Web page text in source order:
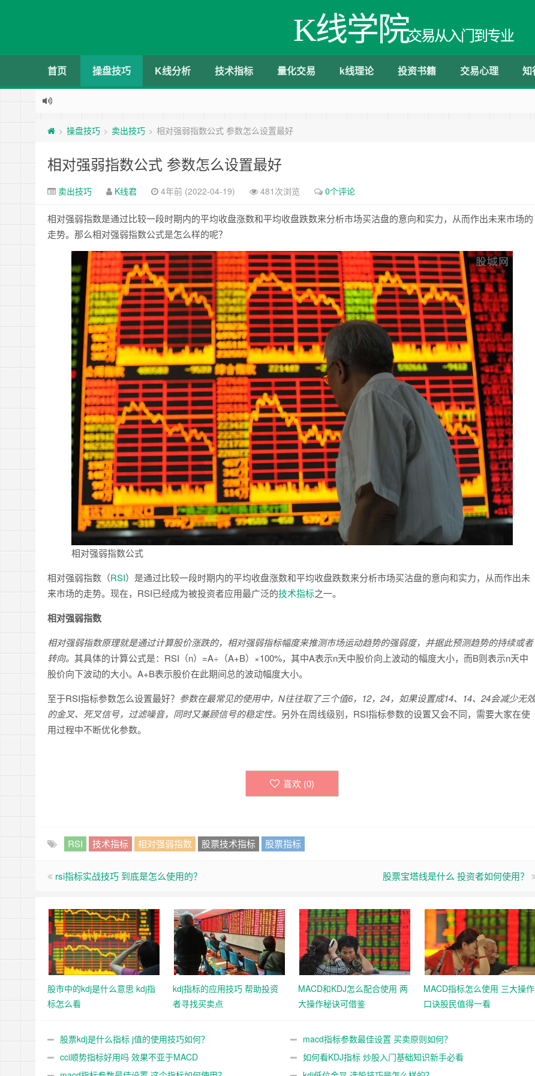
K线学院交易从入门到专业
首页 操盘技巧 K线分析 技术指标 量化交易 k线理论 投资书籍 交易心理 知
> 操盘技巧 > 卖出技巧 > 相对强弱指数公式 参数怎么设置最好
相对强弱指数公式 参数怎么设置最好
卖出技巧 K线君 4年前 (2022-04-19) 481次浏览 0个评论
相对强弱指数是通过比较一段时期内的平均收盘涨数和平均收盘跌数来分析市场买沽盘的意向和实力，从而作出未来市场的
走势。那么相对强弱指数公式是怎么样的呢？
相对强弱指数公式
相对强弱指数（RSI）是通过比较一段时期内的平均收盘涨数和平均收盘跌数来分析市场买沽盘的意向和实力，从而作出未
来市场的走势。现在，RSI已经成为被投资者应用最广泛的技术指标之一。
相对强弱指数
相对强弱指数原理就是通过计算股价涨跌的，相对强弱指标幅度来推测市场运动趋势的强弱度，并据此预测趋势的持续或者
转向。 其具体的计算公式是：RSI（n）=A÷（A+B）×100%，其中A表示n天中股价向上波动的幅度大小，而B则表示n天中
股价向下波动的大小。A+B表示股价在此期间总的波动幅度大小。
至于RSI指标参数怎么设置最好？ 参数在最常见的使用中，N往往取了三个值6，12，24，如果设置成14、14、24会减少无效
的金叉、死叉信号，过滤噪音，同时又兼顾信号的稳定性。 另外在周线级别，RSI指标参数的设置又会不同，需要大家在使
用过程中不断优化参数。
喜欢 (0)
RSI 技术指标 相对强弱指数 股票技术指标 股票指标
rsi指标实战技巧 到底是怎么使用的？ 股票宝塔线是什么 投资者如何使用？
股市中的kdj是什么意思 kdj指
标怎么看
kdj指标的应用技巧 帮助投资
者寻找买卖点
MACD和KDJ怎么配合使用 两
大操作秘诀可借鉴
MACD指标怎么使用 三大操作
口诀股民值得一看
股票kdj是什么指标 j值的使用技巧如何？
macd指标参数最佳设置 买卖原则如何？
cci顺势指标好用吗 效果不亚于MACD
如何看KDJ指标 炒股入门基础知识新手必看